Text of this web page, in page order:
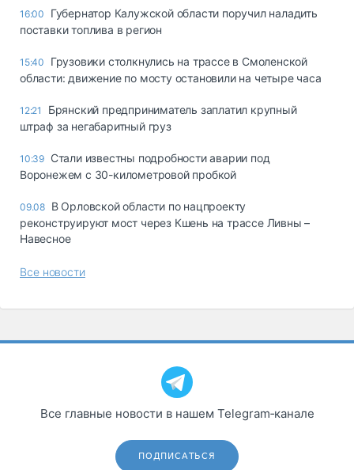
16:00
Губернатор Калужской области поручил наладить
поставки топлива в регион
15:40
Грузовики столкнулись на трассе в Смоленской
области: движение по мосту остановили на четыре часа
12:21
Брянский предприниматель заплатил крупный
штраф за негабаритный груз
10:39 Стали известны подробности аварии под
Воронежем с 30-километровой пробкой
09.08 В Орловской области по нацпроекту
реконструируют мост через Кшень на трассе Ливны –
Навесное
Все новости
Все главные новости в нашем Telegram‑канале
ПОДПИСАТЬСЯ